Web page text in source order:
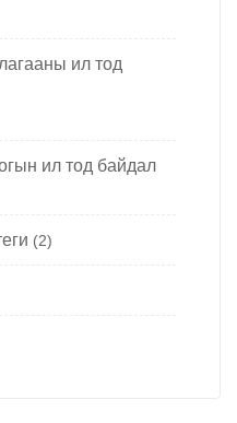
ил тод
ил тод байдал
(2)